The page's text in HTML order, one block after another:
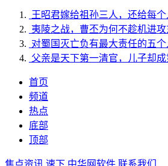
王昭君嫁给祖孙三人，还给每
夷陵之战，曹丕为何不趁机进
对蜀国灭亡负有最大责任的五
父亲是天下第一清官，儿子却
首页
频道
热点
底部
顶部
焦点资讯 速下 中华网软件 联系我们